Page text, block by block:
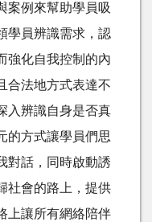
案例來幫助學員吸
學員辨識需求，認
強化自我控制的內
合法地方式表達不
入辨識自身是否真
的方式讓學員們思
對話，同時啟動誘
社會的路上，提供
上讓所有網絡陪伴